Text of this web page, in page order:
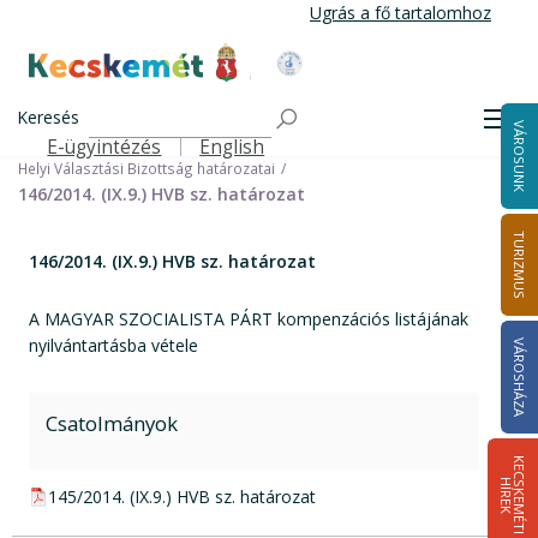
tartalomra
Ugrás a fő tartalomhoz
Kecskemét Város Honlapja
Keresés
Felső navigáció
E-ügyintézés English VÁROSUNK
TURIZMUS
VÁROSHÁZA
K
E
C
S
K
E
M
É
T
I
HÍ
R
E
K
Választási információk
Helyi önkormányzati képviselők és polgármester választás 2014
Helyi Választási Bizottság ülései, határozatai
Helyi Választási Bizottság határozatai
146/2014. (IX.9.) HVB sz. határozat
146/2014. (IX.9.) HVB sz. határozat
A MAGYAR SZOCIALISTA PÁRT kompenzációs listájának
nyilvántartásba vétele
Csatolmányok
pdf csatolmány:
145/2014. (IX.9.) HVB sz. határozat